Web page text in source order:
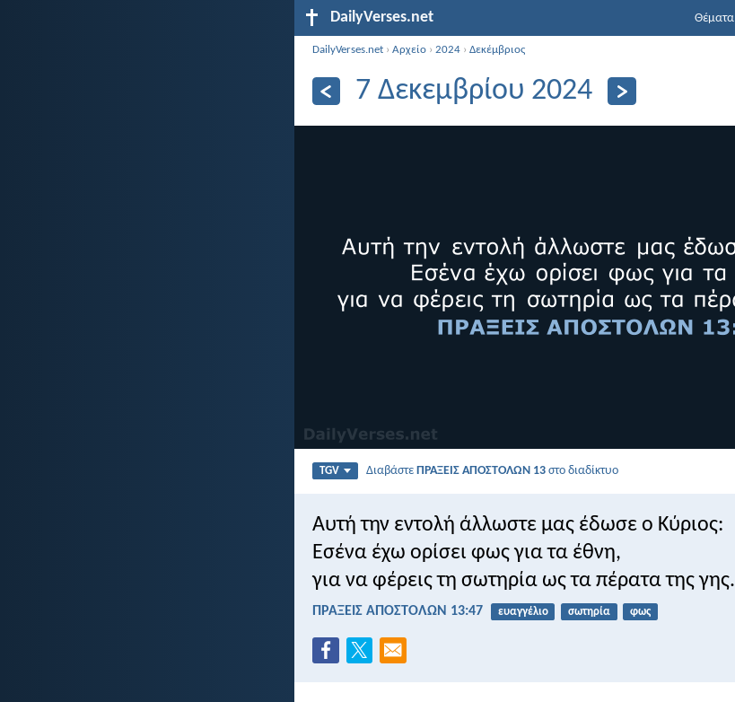
DailyVerses.net Θέματα
DailyVerses.net ›Αρχείο ›2024 ›Δεκέμβριος
7 Δεκεμβρίου 2024
TGV ΔιαβάστεΠΡΑΞΕΙΣ ΑΠΟΣΤΟΛΩΝ 13 στο διαδίκτυο
Αυτή την εντολή άλλωστε μας έδωσε ο Κύριος:
Εσένα έχω ορίσει φως για τα έθνη,
για να φέρεις τη σωτηρία ως τα πέρατα της γης.
ΠΡΑΞΕΙΣ ΑΠΟΣΤΟΛΩΝ 13:47 ευαγγέλιο σωτηρία φως